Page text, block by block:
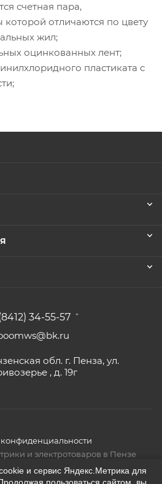
счетная пара,
отличаются по цвету
жил;
оцинкованных лент;
пластиката с
34-55-57
обл. г. Пенза, ул.
, д. 19г
и электротоваров в Пензе
и сервис Яндекс.Метрика для